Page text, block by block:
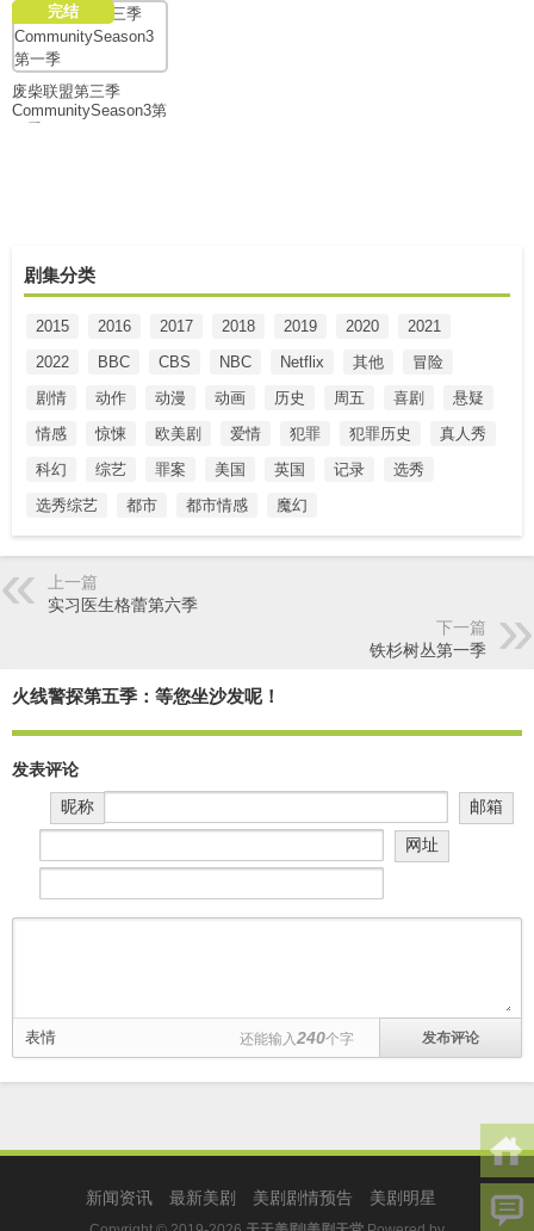
完结
废柴联盟第三季
CommunitySeason3第
一季
剧集分类
2015 2016 2017 2018 2019 2020
2021
2022
BBC CBS NBC Netflix 其他
冒险
剧情
动作 动漫 动画 历史 周五 喜剧
悬疑
情感
惊悚 欧美剧 爱情 犯罪 犯罪历史
真人秀
科幻
综艺 罪案 美国 英国 记录
选秀
选秀综艺
都市 都市情感 魔幻
上一篇
实习医生格蕾第六季
下一篇
铁杉树丛第一季
火线警探第五季：等您坐沙发呢！
发表评论
昵称
邮箱
网址
表情 还能输入240个字
新闻资讯 最新美剧 美剧剧情预告 美剧明星